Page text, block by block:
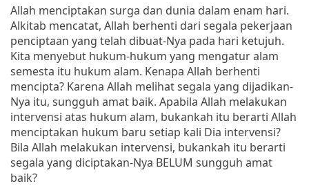
Allah menciptakan surga dan dunia dalam enam hari.
Alkitab mencatat, Allah berhenti dari segala pekerjaan
penciptaan yang telah dibuat-Nya pada hari ketujuh.
Kita menyebut hukum-hukum yang mengatur alam
semesta itu hukum alam. Kenapa Allah berhenti
mencipta? Karena Allah melihat segala yang dijadikan-
Nya itu, sungguh amat baik. Apabila Allah melakukan
intervensi atas hukum alam, bukankah itu berarti Allah
menciptakan hukum baru setiap kali Dia intervensi?
Bila Allah melakukan intervensi, bukankah itu berarti
segala yang diciptakan-Nya BELUM sungguh amat
baik?